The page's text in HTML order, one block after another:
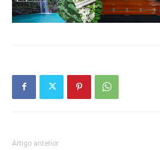
Artigo anterior